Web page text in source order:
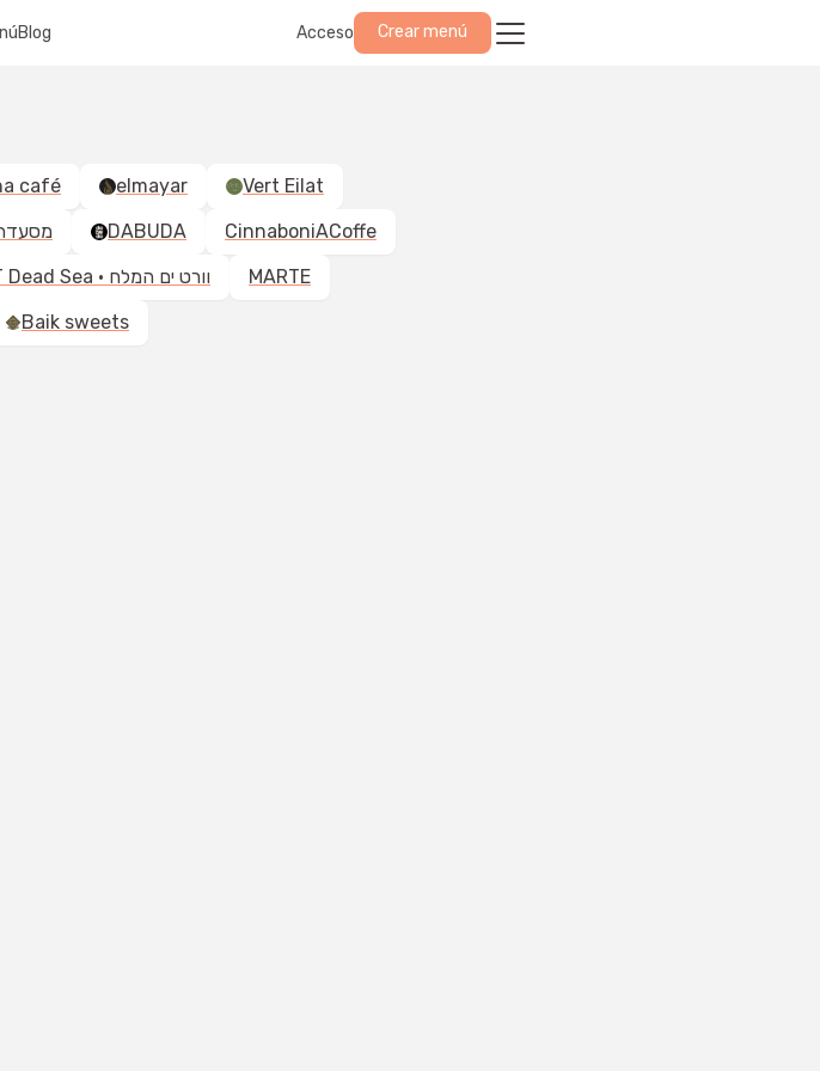
Blog Acceso Crear menú
café elmayar
Vert Eilat
מסעדת DABUDA
CinnaboniACoffe
VERT Dead Sea · וורט ים המלח
MARTE
Baik sweets